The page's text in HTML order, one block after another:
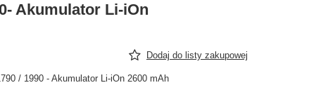
Akumulator Li-iOn
Dodaj do listy zakupowej
/ 1990 - Akumulator Li-iOn 2600 mAh